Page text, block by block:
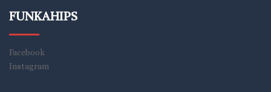
FUNKAHIPS
Facebook
Instagram